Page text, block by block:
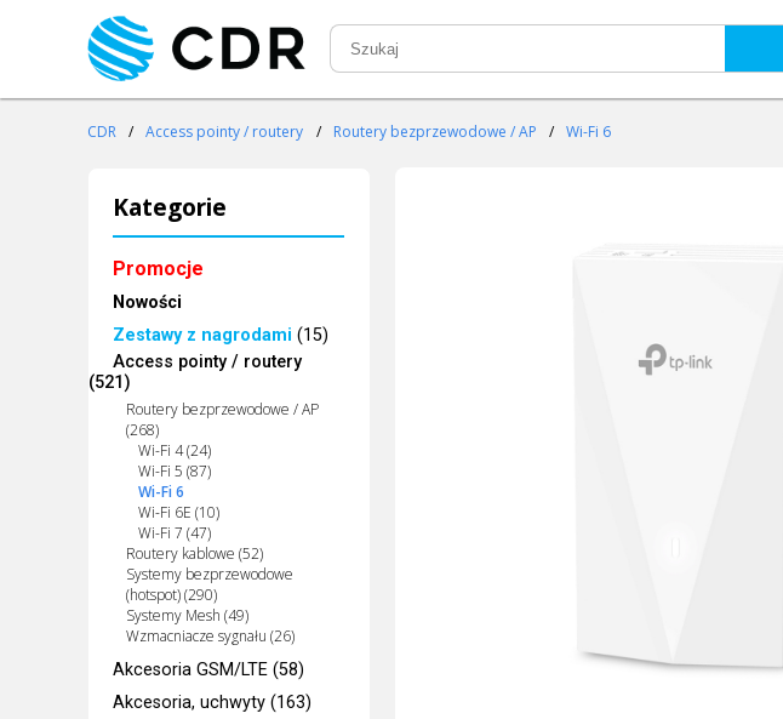
CDR / Access pointy / routery / Routery bezprzewodowe / AP / Wi-Fi 6
Kategorie
Promocje
Nowości
Zestawy z nagrodami (15)
Access pointy / routery
(521)
Routery bezprzewodowe / AP
(268)
Wi-Fi 4 (24)
Wi-Fi 5 (87)
Wi-Fi 6
Wi-Fi 6E (10)
Wi-Fi 7 (47)
Routery kablowe (52)
Systemy bezprzewodowe
(hotspot) (290)
Systemy Mesh (49)
Wzmacniacze sygnału (26)
Akcesoria GSM/LTE (58)
Akcesoria, uchwyty (163)